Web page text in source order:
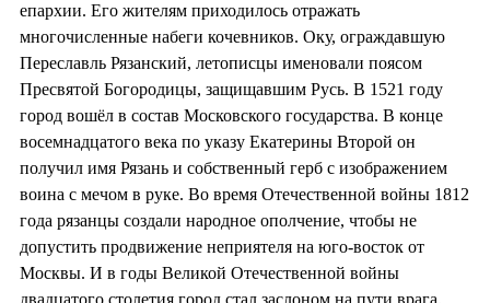
епархии. Его жителям приходилось отражать
многочисленные набеги кочевников. Оку, ограждавшую
Переславль Рязанский, летописцы именовали поясом
Пресвятой Богородицы, защищавшим Русь. В 1521 году
город вошёл в состав Московского государства. В конце
восемнадцатого века по указу Екатерины Второй он
получил имя Рязань и собственный герб с изображением
воина с мечом в руке. Во время Отечественной войны 1812
года рязанцы создали народное ополчение, чтобы не
допустить продвижение неприятеля на юго-восток от
Москвы. И в годы Великой Отечественной войны